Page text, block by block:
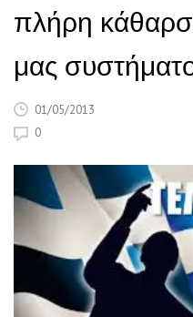
πλήρη
μας
01/05/2013
0